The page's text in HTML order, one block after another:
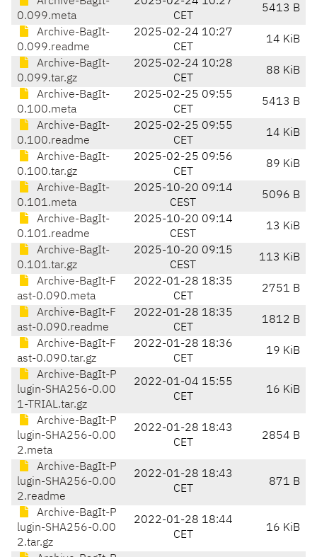
0.099.meta
CET
5413 B
Archive-BagIt-
0.099.readme
2025-02-24 10:27
CET
14 KiB
Archive-BagIt-
0.099.tar.gz
2025-02-24 10:28
CET
88 KiB
Archive-BagIt-
0.100.meta
2025-02-25 09:55
CET
5413 B
Archive-BagIt-
0.100.readme
2025-02-25 09:55
CET
14 KiB
Archive-BagIt-
0.100.tar.gz
2025-02-25 09:56
CET
89 KiB
Archive-BagIt-
0.101.meta
2025-10-20 09:14
CEST
5096 B
Archive-BagIt-
0.101.readme
2025-10-20 09:14
CEST
13 KiB
Archive-BagIt-
0.101.tar.gz
2025-10-20 09:15
CEST
113 KiB
Archive-BagIt-F
ast-0.090.meta
2022-01-28 18:35
CET
2751 B
Archive-BagIt-F
ast-0.090.readme
2022-01-28 18:35
CET
1812 B
Archive-BagIt-F
ast-0.090.tar.gz
2022-01-28 18:36
CET
19 KiB
Archive-BagIt-P
lugin-SHA256-0.00
1-TRIAL.tar.gz
2022-01-04 15:55
CET
16 KiB
Archive-BagIt-P
lugin-SHA256-0.00
2.meta
2022-01-28 18:43
CET
2854 B
Archive-BagIt-P
lugin-SHA256-0.00
2.readme
2022-01-28 18:43
CET
871 B
Archive-BagIt-P
lugin-SHA256-0.00
2.tar.gz
2022-01-28 18:44
CET
16 KiB